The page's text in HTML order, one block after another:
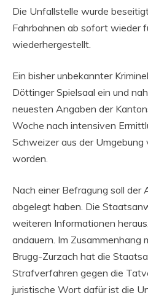
Die Unfallstelle wurde
Fahrbahnen ab sofort wieder
wiederhergestellt.
Ein bisher unbekannter
Döttinger Spielsaal ein und
neuesten Angaben der
Woche nach intensiven
Schweizer aus der
worden.
Nach einer Befragung soll der
abgelegt haben. Die
weiteren Informationen
andauern. Im Zusammenhang
Brugg-Zurzach hat die
Strafverfahren gegen die
juristische Wort dafür ist die